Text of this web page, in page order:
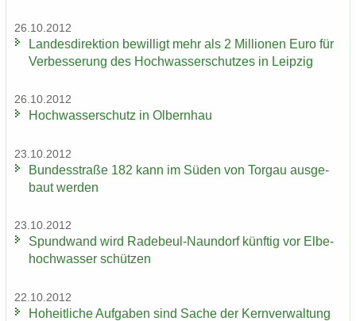
26.10.2012
Lan­des­di­rek­ti­on be­wil­ligt mehr als 2 Mil­lio­nen Euro für
Ver­bes­se­rung des Hoch­was­ser­schut­zes in Leip­zig
26.10.2012
Hoch­was­ser­schutz in Ol­bern­hau
23.10.2012
Bun­des­stra­ße 182 kann im Süden von Tor­gau aus­ge­
baut wer­den
23.10.2012
Spund­wand wird Radebeul-​Naundorf künf­tig vor El­be­
hoch­was­ser schüt­zen
22.10.2012
Ho­heit­li­che Auf­ga­ben sind Sache der Kern­ver­wal­tung